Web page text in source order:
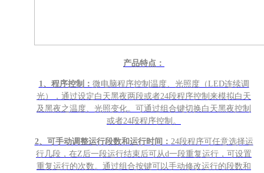
产品特点：
1、程序控制： 微电脑程序控制温度、光照度（LED连续调
光），通过设定白天黑夜两段或者24段程序控制来模拟白天
及黑夜之温度、光照变化。可通过组合键切换白天黑夜控制
或者24段程序控制。
2、可手动调整运行段数和运行时间： 24段程序可任意选择运
行几段，在Z后一段运行结束后可从d一段重复运行，可设置
重复运行的次数。通过组合按键可以手动修改运行的段数和